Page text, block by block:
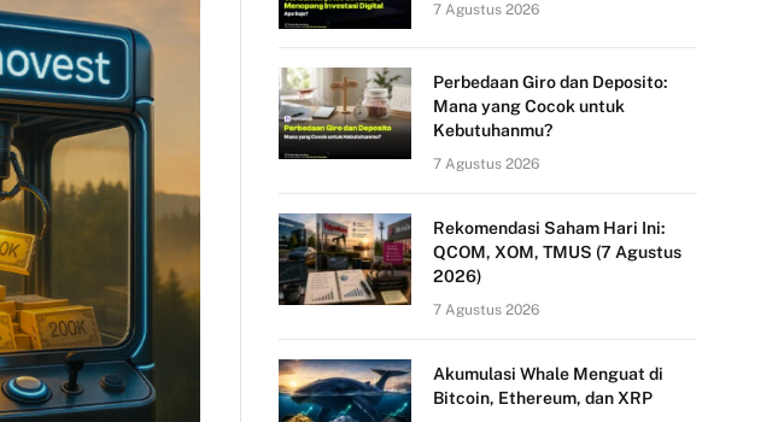
7 Agustus 2026
Perbedaan Giro dan Deposito:
Mana yang Cocok untuk
Kebutuhanmu?
7 Agustus 2026
Rekomendasi Saham Hari Ini:
QCOM, XOM, TMUS (7 Agustus
2026)
7 Agustus 2026
Akumulasi Whale Menguat di
Bitcoin, Ethereum, dan XRP